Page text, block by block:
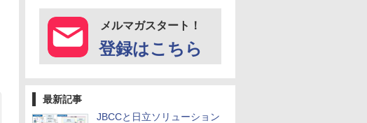
メルマガスタート！
登録はこちら
最新記事
JBCCと日立ソリューション